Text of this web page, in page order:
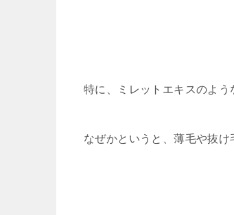
特に、ミレットエキスのよう
なぜかというと、薄毛や抜け